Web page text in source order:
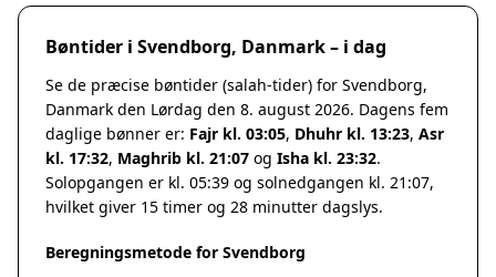
Bøntider i Svendborg, Danmark – i dag
Se de præcise bøntider (salah-tider) for Svendborg,
Danmark den Lørdag den 8. august 2026. Dagens fem
daglige bønner er: Fajr kl. 03:05, Dhuhr kl. 13:23, Asr
kl. 17:32, Maghrib kl. 21:07 og Isha kl. 23:32.
Solopgangen er kl. 05:39 og solnedgangen kl. 21:07,
hvilket giver 15 timer og 28 minutter dagslys.
Beregningsmetode for Svendborg